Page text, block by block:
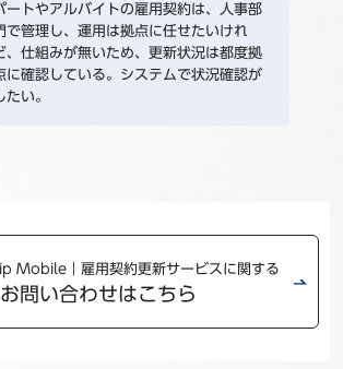
ートやアルバイトの雇用契約は、人事部
で管理し、運用は拠点に任せたいけれ
、仕組みが無いため、更新状況は都度拠
に確認している。システムで状況確認が
たい。
Mobile｜雇用契約更新サービスに関する
お問い合わせはこちら